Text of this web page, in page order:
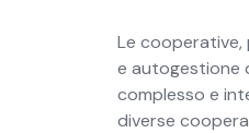
Le
e autogestione
complesso e
diverse